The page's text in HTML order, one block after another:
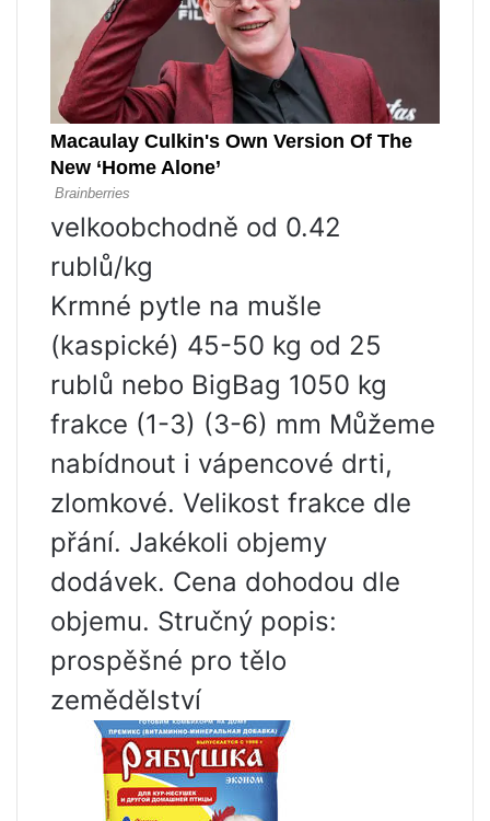
velkoobchodně od 0.42
rublů/kg
Krmné pytle na mušle
(kaspické) 45-50 kg od 25
rublů nebo BigBag 1050 kg
frakce (1-3) (3-6) mm Můžeme
nabídnout i vápencové drti,
zlomkové. Velikost frakce dle
přání. Jakékoli objemy
dodávek. Cena dohodou dle
objemu. Stručný popis:
prospěšné pro tělo
zemědělství